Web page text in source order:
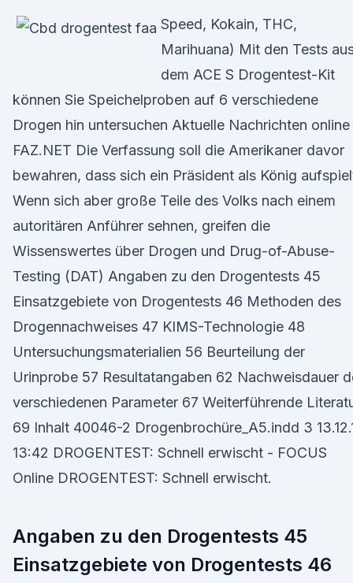
Speed, Kokain, THC,
Marihuana) Mit den Tests
dem ACE S Drogentest-Kit
können Sie Speichelproben auf 6 verschiedene
Drogen hin untersuchen Aktuelle Nachrichten
FAZ.NET Die Verfassung soll die Amerikaner davor
bewahren, dass sich ein Präsident als König
Wenn sich aber große Teile des Volks nach einem
autoritären Anführer sehnen, greifen die
Wissenswertes über Drogen und Drug-of-Abuse-
Testing (DAT) Angaben zu den Drogentests 45
Einsatzgebiete von Drogentests 46 Methoden des
Drogennachweises 47 KIMS-Technologie 48
Untersuchungsmaterialien 56 Beurteilung der
Urinprobe 57 Resultatangaben 62 Nachweisdauer
verschiedenen Parameter 67 Weiterführende
69 Inhalt 40046-2 Drogenbrochüre_A5.indd 3
13:42 DROGENTEST: Schnell erwischt - FOCUS
Online DROGENTEST: Schnell erwischt.
Angaben zu den Drogentests 45
Einsatzgebiete von Drogentests 46